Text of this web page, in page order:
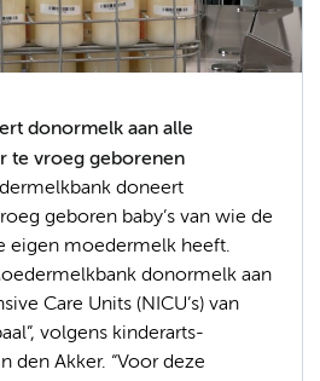
donormelk aan alle
te vroeg geborenen
doneert
geboren baby’s van wie de
eigen moedermelk heeft.
donormelk aan
Care Units (NICU’s) van
volgens kinderarts-
den Akker. “Voor deze